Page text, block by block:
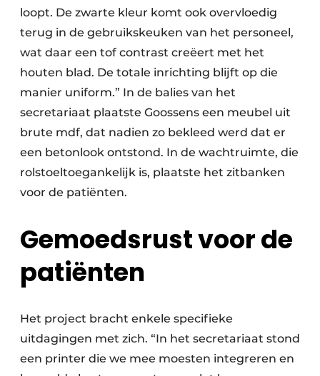
loopt. De zwarte kleur komt ook overvloedig
terug in de gebruikskeuken van het personeel,
wat daar een tof contrast creëert met het
houten blad. De totale inrichting blijft op die
manier uniform.” In de balies van het
secretariaat plaatste Goossens een meubel uit
brute mdf, dat nadien zo bekleed werd dat er
een betonlook ontstond. In de wachtruimte, die
rolstoeltoegankelijk is, plaatste het zitbanken
voor de patiënten.
Gemoedsrust voor de
patiënten
Het project bracht enkele specifieke
uitdagingen met zich. “In het secretariaat stond
een printer die we mee moesten integreren en